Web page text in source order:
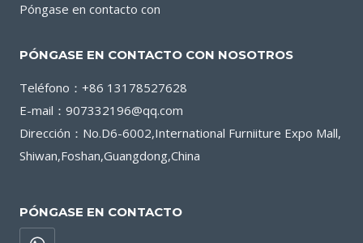
Póngase en contacto con
PÓNGASE EN CONTACTO CON NOSOTROS
Teléfono：+86 13178527628
E-mail：907332196@qq.com
Dirección：No.D6-6002,International Furniiture Expo Mall,
Shiwan,Foshan,Guangdong,China
PÓNGASE EN CONTACTO